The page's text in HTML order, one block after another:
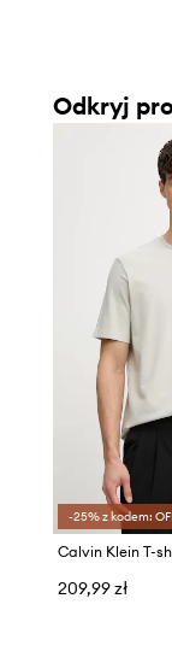
Odkryj
-25% z kodem:
209,99 zł